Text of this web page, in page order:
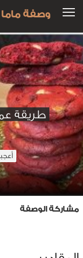
وصفة ماما
طريقة
مشاركة الوصفة